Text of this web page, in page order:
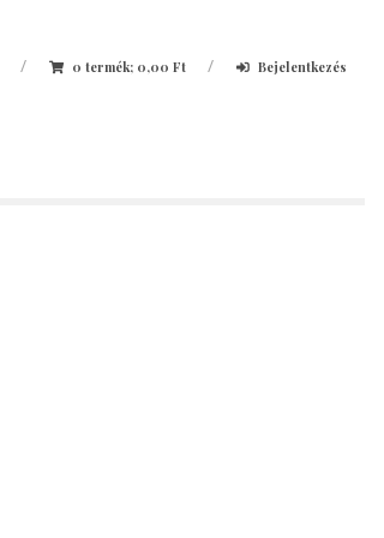
/ 0 termék; 0,00 Ft / Bejelentkezés